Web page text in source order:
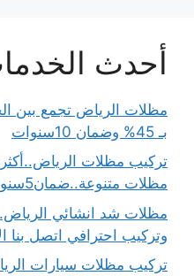
أحدث
مظلات الرياض تجمع بين
بـ 45% وضمان 10سنوات
مظلات متنوعة..ضمان5سنوات
وتركيب احترافي اتصل بنا
تركيب مظلات سيارات